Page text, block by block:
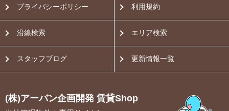
プライバシーポリシー 利用規約
沿線検索 エリア検索
スタッフブログ 更新情報一覧
(株)アーバン企画開発 賃貸Shop